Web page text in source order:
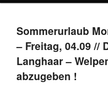
Sommerurlaub
– Freitag, 04.09 //
Langhaar –
abzugeben !